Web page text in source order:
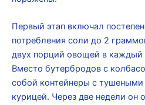
Первый этап включал
потребления соли до 2
двух порций овощей в
Вместо бутербродов с
собой контейнеры с
курицей. Через две недели он